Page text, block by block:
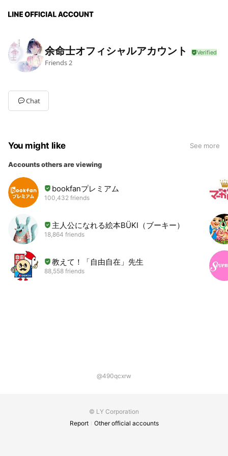
余命士オフィシャルアカウント
Friends 2
Chat
You might like See more
Accounts others are viewing
bookfanプレミアム
100,432 friends
主人公になれる絵本BÜKI（ブーキー）
18,864 friends
教えて！「自由自在」先生
88,558 friends
@490qcxrw
© LY Corporation
Report
Other official accounts